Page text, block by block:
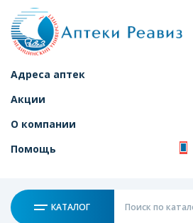
Адреса аптек
Акции
О компании
Помощь
КАТАЛОГ